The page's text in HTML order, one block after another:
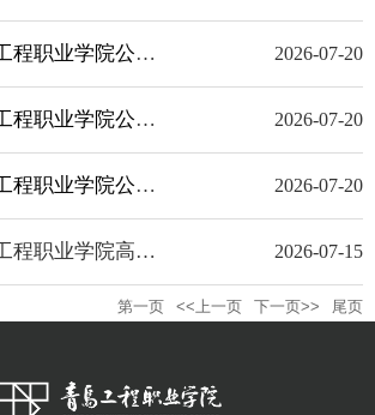
2026年度青岛工程职业学院公开招聘工作人员面试方案公告 2026-07-20
2026年度青岛工程职业学院公开招聘工作人员现场资格审核公告 2026-07-20
2026年度青岛工程职业学院公开招聘工作人员笔试成绩公告 2026-07-20
2025年度青岛工程职业学院高层次紧缺急需人才招聘（岗位20）拟聘人员拟聘公告 2026-07-15
第一页 <<上一页 下一页>> 尾页